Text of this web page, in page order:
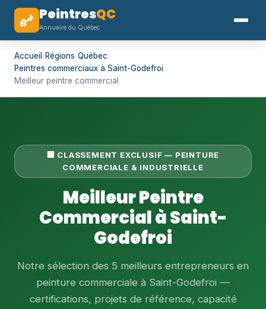
PeintresQC
Annuaire du Québec
Accueil ›Régions›Québec›
Peintres commerciaux à Saint-Godefroi›
Meilleur peintre commercial
🏢 CLASSEMENT EXCLUSIF — PEINTURE
COMMERCIALE & INDUSTRIELLE
Meilleur Peintre
Commercial à Saint-
Godefroi
Notre sélection des 5 meilleurs entrepreneurs en
peinture commerciale à Saint-Godefroi —
certifications, projets de référence, capacité